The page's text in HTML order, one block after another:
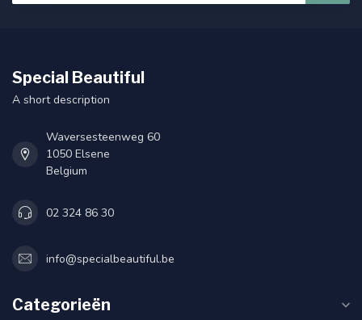
Special Beautiful
A short description
Waversesteenweg 60
1050 Elsene
Belgium
02 324 86 30
info@specialbeautiful.be
Categorieën